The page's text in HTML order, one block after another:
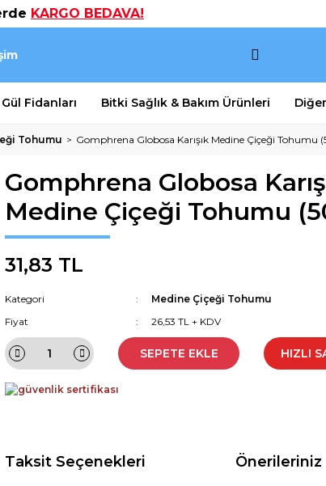
KARGO BEDAVA!
Gül Fidanları Bitki Sağlık & Bakım Ürünleri
Tohumu Gomphrena Globosa Karışık Medine Çiçeği Tohumu
Gomphrena Globosa
Medine Çiçeği Tohumu
31,83 TL
Kategori
Medine Çiçeği Tohumu
Fiyat
26,53 TL + KDV
SEPETE EKLE HIZLI
Taksit Seçenekleri Önerileriniz